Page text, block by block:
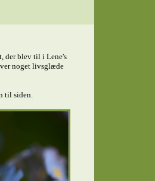
der blev til i Lene's
noget livsglæde
til siden.